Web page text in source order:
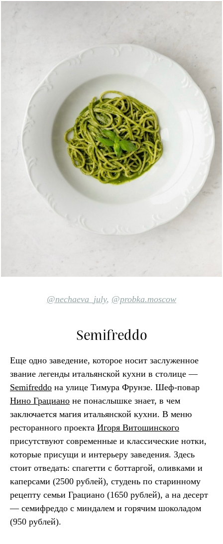
@nechaeva_july, @probka.moscow
Semifreddo
Еще одно заведение, которое носит заслуженное
звание легенды итальянской кухни в столице —
Semifreddo на улице Тимура Фрунзе. Шеф-повар
Нино Грациано не понаслышке знает, в чем
заключается магия итальянской кухни. В меню
ресторанного проекта Игоря Витошинского
присутствуют современные и классические нотки,
которые присущи и интерьеру заведения. Здесь
стоит отведать: спагетти с боттаргой, оливками и
каперсами (2500 рублей), студень по старинному
рецепту семьи Грациано (1650 рублей), а на десерт
— семифреддо с миндалем и горячим шоколадом
(950 рублей).